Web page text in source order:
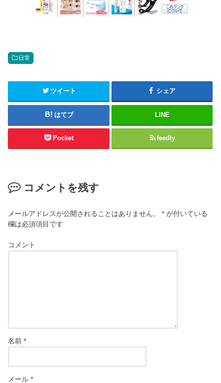
日常
ツイート シェア
はてブ LINE
Pocket feedly
コメントを残す
メールアドレスが公開されることはありません。 * が付いている
欄は必須項目です
コメント
名前*
メール*